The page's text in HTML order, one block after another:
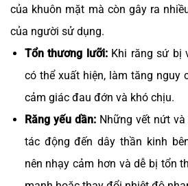
của khuôn mặt mà còn gây ra
của người sử dụng.
Tổn thương lưỡi:Khi răng sứ bị
có thể xuất hiện, làm tăng nguy
cảm giác đau đớn và khó chịu.
Răng yếu dần:Những vết nứt và
tác động đến dây thần kinh
nên nhạy cảm hơn và dễ bị tổn